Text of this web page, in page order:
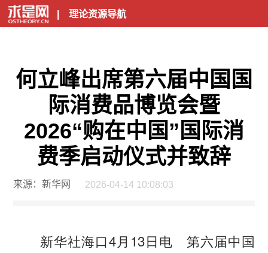
| 理论资源导航
何立峰出席第六届中国国
际消费品博览会暨
2026“购在中国”国际消
费季启动仪式并致辞
来源：新华网 2026-04-14 10:08:03
新华社海口4月13日电 第六届中国